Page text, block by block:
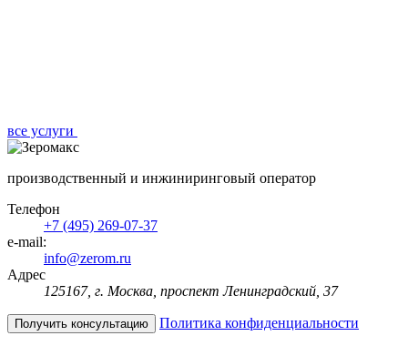
все услуги
производственный и инжиниринговый оператор
Телефон
+7 (495) 269-07-37
e-mail:
info@zerom.ru
Адрес
125167, г. Москва, проспект Ленинградский, 37
Получить консультацию Политика конфиденциальности